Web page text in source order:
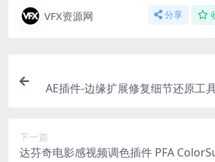
VFX资源网 分享
AE插件-边缘扩展修复细节还原工
下一篇
达芬奇电影感视频调色插件 PFA